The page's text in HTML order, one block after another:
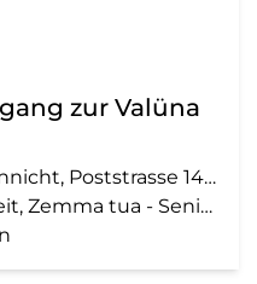
zur Valüna
Poststrasse 14 in Schaan
aktiv, Spaziergang, Geselligkeit